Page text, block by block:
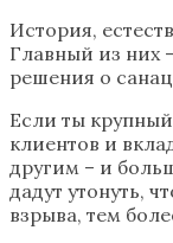
История,
Главный из них
решения о
Если ты
клиентов и
другим – и
дадут утонуть,
взрыва, тем